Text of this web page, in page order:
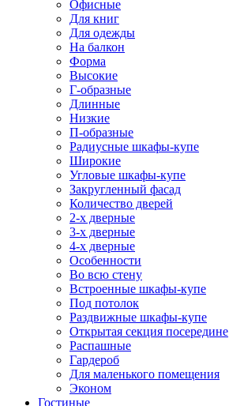
Офисные
Для книг
Для одежды
На балкон
Форма
Высокие
Г-образные
Длинные
Низкие
П-образные
Радиусные шкафы-купе
Широкие
Угловые шкафы-купе
Закругленный фасад
Количество дверей
2-х дверные
3-х дверные
4-х дверные
Особенности
Во всю стену
Встроенные шкафы-купе
Под потолок
Раздвижные шкафы-купе
Открытая секция посередине
Распашные
Гардероб
Для маленького помещения
Эконом
Гостиные